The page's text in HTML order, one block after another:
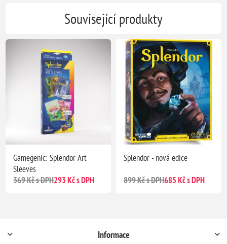
Související produkty
Gamegenic: Splendor Art
Sleeves
369 Kč s DPH293 Kč s DPH
Splendor - nová edice
899 Kč s DPH685 Kč s DPH
Informace